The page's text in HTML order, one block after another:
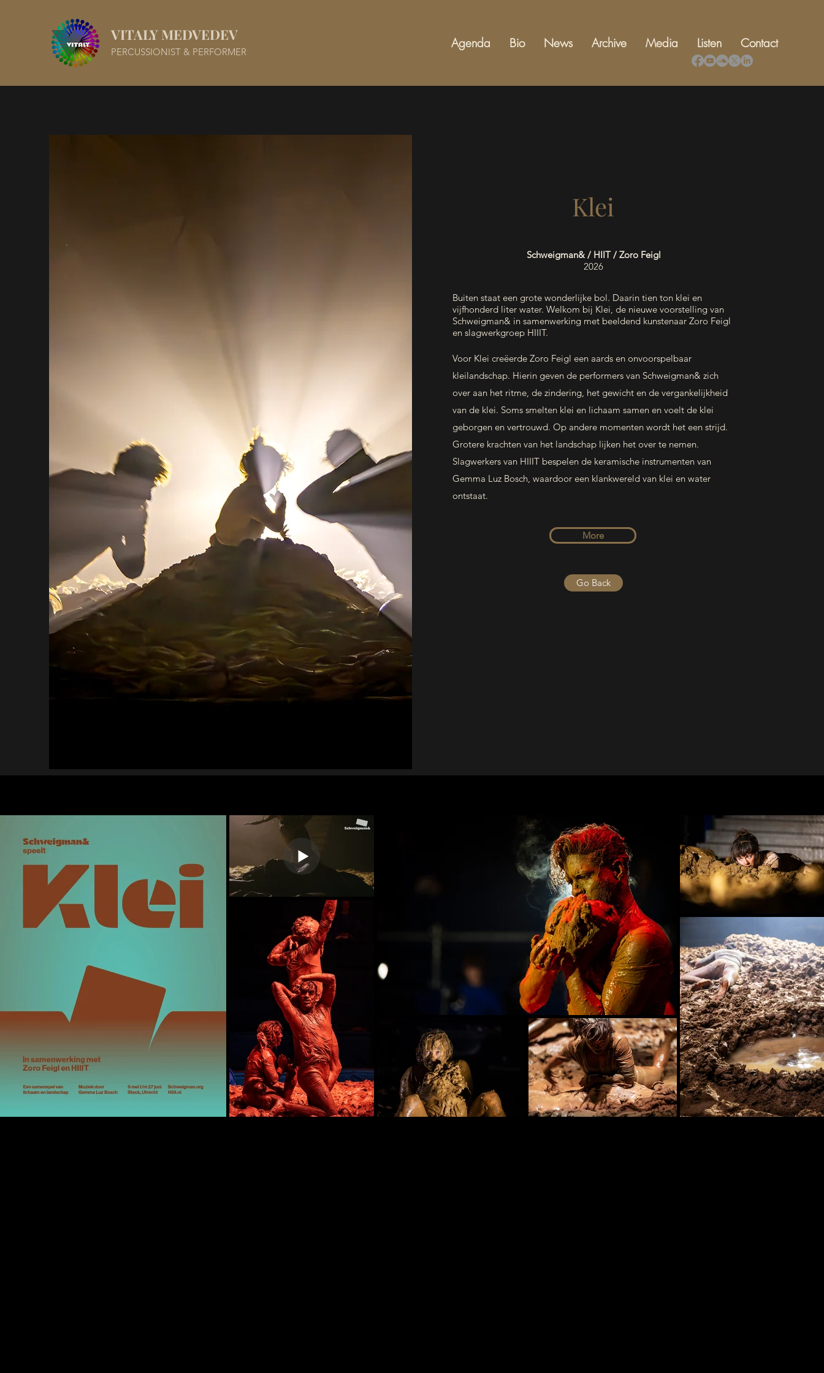
PERCUSSIONIST & PERFORMER
VITALY MEDVEDEV Agenda Bio News Archive Media Listen Contact
Klei
Schweigman& / HIIT / Zoro Feigl
2026
Buiten staat een grote wonderlijke bol. Daarin tien ton klei en
vijfhonderd liter water. Welkom bij Klei, de nieuwe voorstelling van
Schweigman& in samenwerking met beeldend kunstenaar Zoro Feigl
en slagwerkgroep HIIIT.
Voor Klei creëerde Zoro Feigl een aards en onvoorspelbaar
kleilandschap. Hierin geven de performers van Schweigman& zich
over aan het ritme, de zindering, het gewicht en de vergankelijkheid
van de klei. Soms smelten klei en lichaam samen en voelt de klei
geborgen en vertrouwd. Op andere momenten wordt het een strijd.
Grotere krachten van het landschap lijken het over te nemen.
Slagwerkers van HIIIT bespelen de keramische instrumenten van
Gemma Luz Bosch, waardoor een klankwereld van klei en water
ontstaat.
More
Go Back